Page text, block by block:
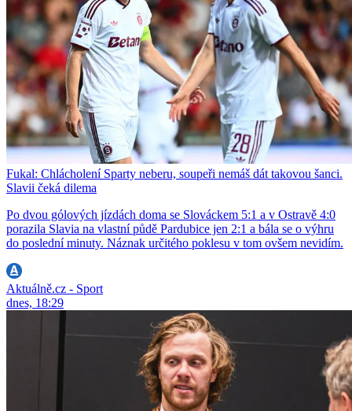
Fukal: Chlácholení Sparty neberu, soupeři nemáš dát takovou šanci.
Slavii čeká dilema
Po dvou gólových jízdách doma se Slováckem 5:1 a v Ostravě 4:0
porazila Slavia na vlastní půdě Pardubice jen 2:1 a bála se o výhru
do poslední minuty. Náznak určitého poklesu v tom ovšem nevidím.
Aktuálně.cz - Sport
dnes, 18:29